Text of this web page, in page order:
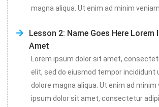
magna aliqua. Ut enim ad minim veniam.
Lesson 2: Name Goes Here Lorem
Amet
Lorem ipsum dolor sit amet,
elit, sed do eiusmod tempor incididunt
dolore magna aliqua. Ut enim ad minim
ipsum dolor sit amet, consectetur